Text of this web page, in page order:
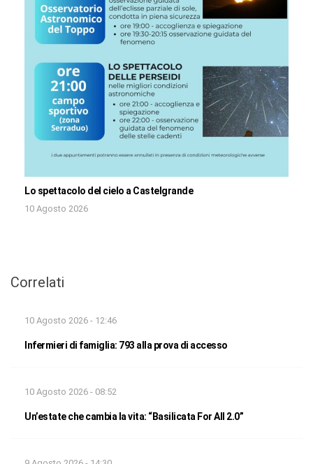
Lo spettacolo del cielo a Castelgrande
10 Agosto 2026
Correlati
10 Agosto 2026 - 12:46
Infermieri di famiglia: 793 alla prova di accesso
10 Agosto 2026 - 08:52
Un’estate che cambia la vita: “Basilicata For All 2.0”